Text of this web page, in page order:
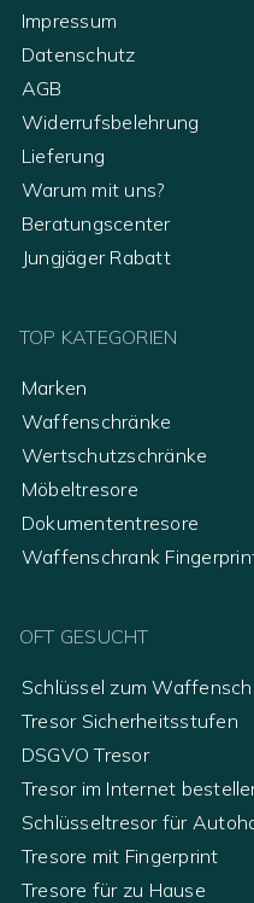
Impressum
Datenschutz
AGB
Widerrufsbelehrung
Lieferung
Warum mit uns?
Beratungscenter
Jungjäger Rabatt
TOP KATEGORIEN
Marken
Waffenschränke
Wertschutzschränke
Möbeltresore
Dokumententresore
Waffenschrank
OFT GESUCHT
Schlüssel zum
Tresor Sicherheitsstufen
DSGVO Tresor
Tresor im Internet
Schlüsseltresor für
Tresore mit Fingerprint
Tresore für zu Hause